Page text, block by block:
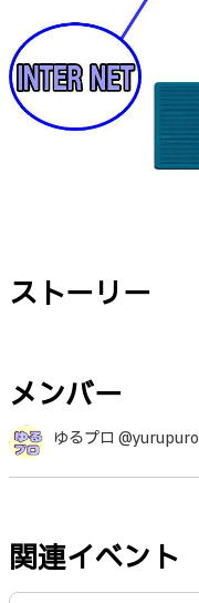
ストーリー
メンバー
ゆるプロ @yurupuro
関連イベント